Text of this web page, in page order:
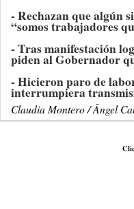
- Rechazan que algún
“somos trabajadores
- Tras manifestación
piden al Gobernador
- Hicieron paro de
interrumpiera
Claudia Montero / Ãngel